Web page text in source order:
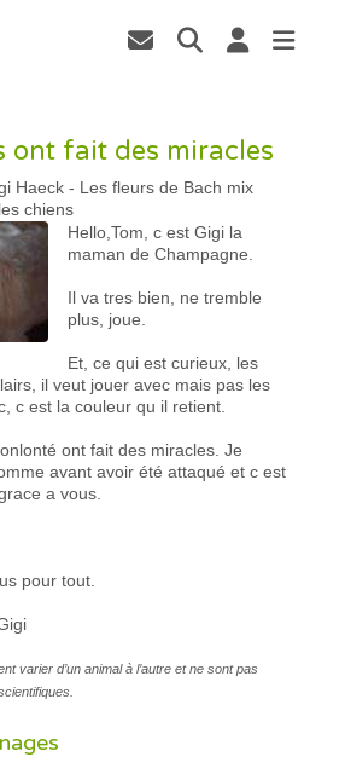
ont fait des miracles
Haeck - Les fleurs de Bach mix
chiens
Hello,Tom, c est Gigi la
maman de Champagne.
Il va tres bien, ne tremble
plus, joue.
Et, ce qui est curieux, les
il veut jouer avec mais pas les
c est la couleur qu il retient.
ont fait des miracles. Je
avant avoir été attaqué et c est
a vous.
pour tout.
varier d’un animal à l’autre et ne sont pas